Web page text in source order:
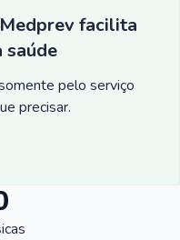
facilita
saúde
pelo serviço
precisar.